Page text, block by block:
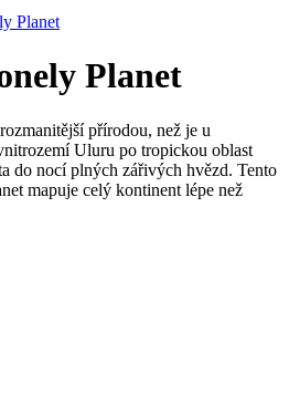
Planet
přírodou, než je u
Uluru po tropickou oblast
do nocí plných zářivých hvězd. Tento
mapuje celý kontinent lépe než